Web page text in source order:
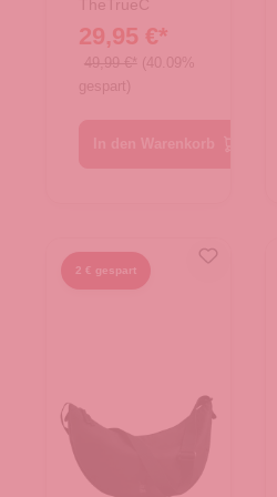
TheTrueC
29,95 €*
49,99 €* (40.09%
gespart)
2 € gespart